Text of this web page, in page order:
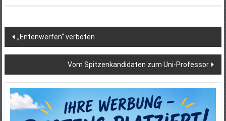
Beitragsnavigation
„Entenwerfen“ verboten
Vom Spitzenkandidaten zum Uni-Professor